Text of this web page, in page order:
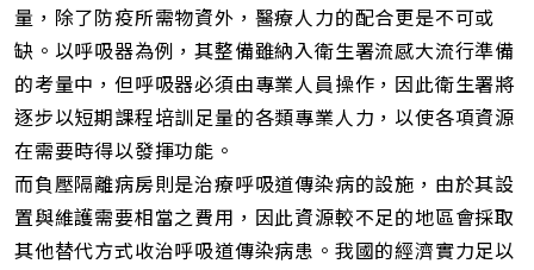
量，除了防疫所需物資外，醫療人力的配合更是不可或
缺。以呼吸器為例，其整備雖納入衛生署流感大流行準備
的考量中，但呼吸器必須由專業人員操作，因此衛生署將
逐步以短期課程培訓足量的各類專業人力，以使各項資源
在需要時得以發揮功能。
而負壓隔離病房則是治療呼吸道傳染病的設施，由於其設
置與維護需要相當之費用，因此資源較不足的地區會採取
其他替代方式收治呼吸道傳染病患。我國的經濟實力足以